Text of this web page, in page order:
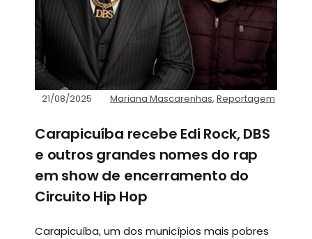
21/08/2025 Mariana Mascarenhas, Reportagem
Carapicuíba recebe Edi Rock, DBS
e outros grandes nomes do rap
em show de encerramento do
Circuito Hip Hop
Carapicuíba, um dos municípios mais pobres